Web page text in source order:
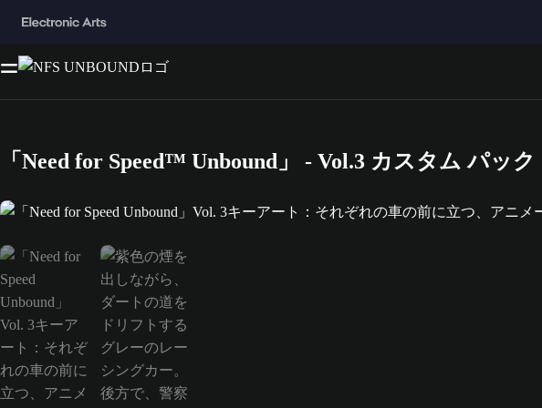
「Need for Speed™ Unbound」 - Vol.3 カスタム パック
「Need for Speed Unbound」Vol. 3キーアート：それぞれの車の前に立つ、アニメ